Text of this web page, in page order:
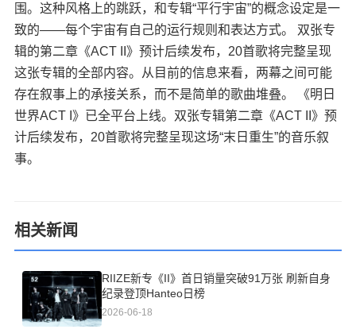
围。这种风格上的跳跃，和专辑“平行宇宙”的概念设定是一
致的——每个宇宙有自己的运行规则和表达方式。 双张专
辑的第二章《ACT II》预计后续发布，20首歌将完整呈现
这张专辑的全部内容。从目前的信息来看，两幕之间可能
存在叙事上的承接关系，而不是简单的歌曲堆叠。 《明日
世界ACT I》已全平台上线。双张专辑第二章《ACT II》预
计后续发布，20首歌将完整呈现这场“末日重生”的音乐叙
事。
相关新闻
RIIZE新专《II》首日销量突破91万张 刷新自身
纪录登顶Hanteo日榜
2026-06-18